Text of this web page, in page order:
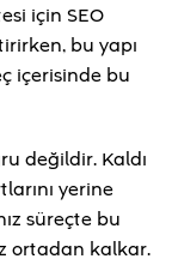
için SEO
bu yapı
içerisinde bu
değildir. Kaldı
yerine
süreçte bu
ortadan kalkar.